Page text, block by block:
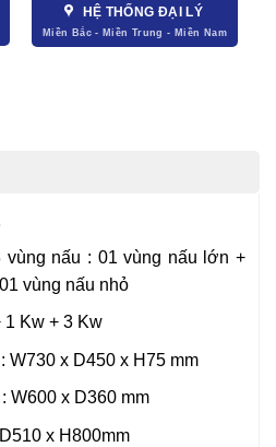
HỆ THỐNG ĐẠI LÝ
vùng nấu : 01 vùng nấu lớn +
vùng nấu nhỏ
1 Kw + 3 Kw
W730 x D450 x H75 mm
W600 x D360 mm
x H800mm